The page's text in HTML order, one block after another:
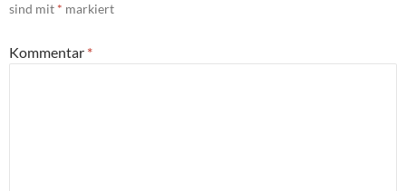
sind mit * markiert
Kommentar *